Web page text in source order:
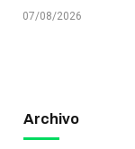
07/08/2026
Archivo